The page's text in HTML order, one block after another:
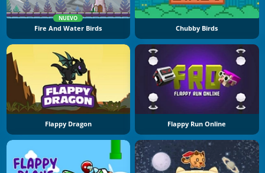
NUEVO
Fire And Water Birds Chubby Birds
Flappy Dragon Flappy Run Online